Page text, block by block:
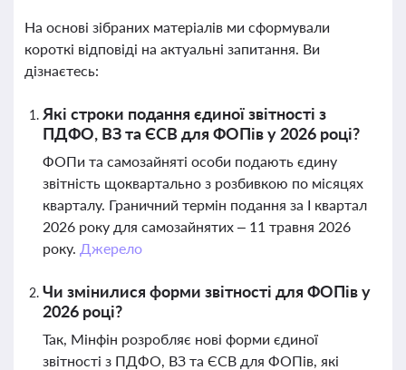
На основі зібраних матеріалів ми сформували
короткі відповіді на актуальні запитання. Ви
дізнаєтесь:
Які строки подання єдиної звітності з
ПДФО, ВЗ та ЄСВ для ФОПів у 2026 році?
ФОПи та самозайняті особи подають єдину
звітність щоквартально з розбивкою по місяцях
кварталу. Граничний термін подання за І квартал
2026 року для самозайнятих – 11 травня 2026
року. Джерело
Чи змінилися форми звітності для ФОПів у
2026 році?
Так, Мінфін розробляє нові форми єдиної
звітності з ПДФО, ВЗ та ЄСВ для ФОПів, які